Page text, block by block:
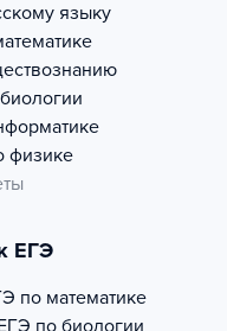
языку
физике
ЕГЭ
по математике
по биологии